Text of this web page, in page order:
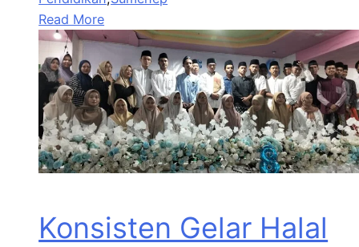
Read More
Konsisten Gelar Halal